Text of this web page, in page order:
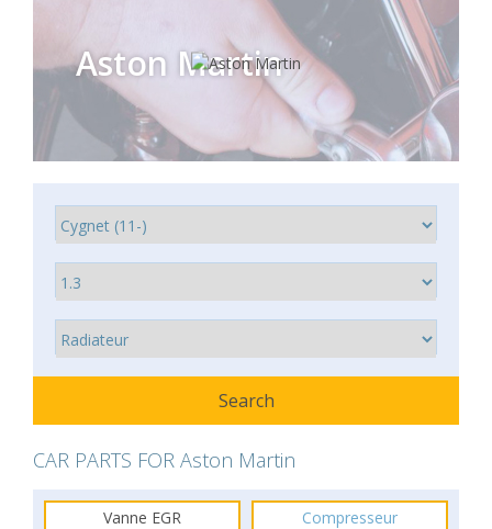
Aston Martin
CAR PARTS FOR Aston Martin
Vanne EGR Compresseur